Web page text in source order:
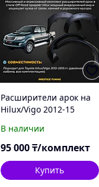
Расширители арок на
Hilux/Vigo 2012-15
В наличии
95 000₸/комплект
Купить